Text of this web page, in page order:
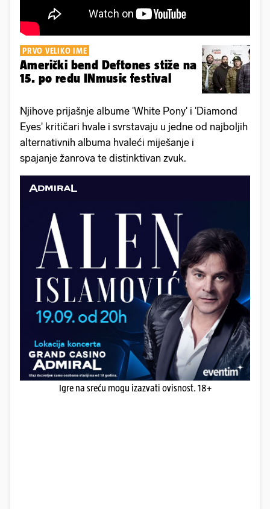
PRVO VELIKO IME
Američki bend Deftones stiže na
15. po redu INmusic festival
Njihove prijašnje albume 'White Pony' i 'Diamond
Eyes' kritičari hvale i svrstavaju u jedne od najboljih
alternativnih albuma hvaleći miješanje i
spajanje žanrova te distinktivan zvuk.
Igre na sreću mogu izazvati ovisnost. 18+